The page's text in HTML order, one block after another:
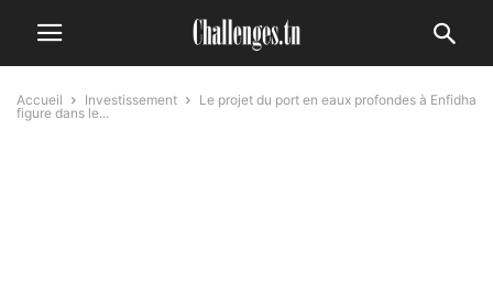
Accueil Investissement
Le projet du port en eaux profondes à Enfidha
figure dans le...